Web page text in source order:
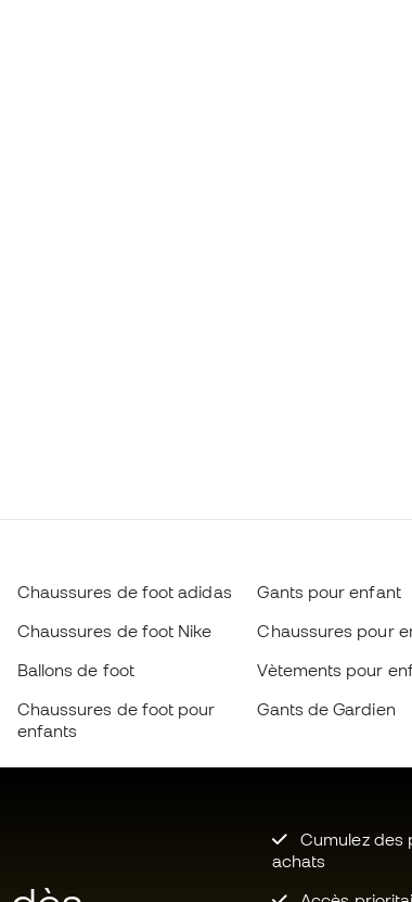
Chaussures de foot adidas
Chaussures de foot Nike
Ballons de foot
Chaussures de foot pour
enfants
Gants pour enfant
Chaussures pour
Vètements pour
Gants de Gardien
Cumulez des
achats